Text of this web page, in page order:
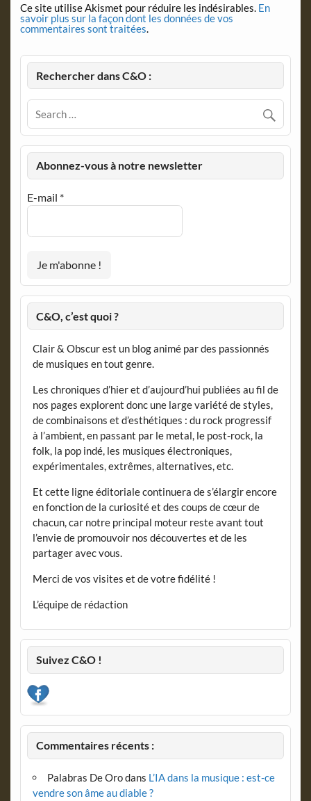
Ce site utilise Akismet pour réduire les indésirables. En
savoir plus sur la façon dont les données de vos
commentaires sont traitées
Rechercher dans C&O :
Abonnez-vous à notre newsletter
E-mail *
C&O, c’est quoi ?
Clair & Obscur est un blog animé par des passionnés
de musiques en tout genre.
Les chroniques d’hier et d’aujourd’hui publiées au fil de
nos pages explorent donc une large variété de styles,
de combinaisons et d’esthétiques : du rock progressif
à l’ambient, en passant par le metal, le post-rock, la
folk, la pop indé, les musiques électroniques,
expérimentales, extrêmes, alternatives, etc.
Et cette ligne éditoriale continuera de s’élargir encore
en fonction de la curiosité et des coups de cœur de
chacun, car notre principal moteur reste avant tout
l’envie de promouvoir nos découvertes et de les
partager avec vous.
Merci de vos visites et de votre fidélité !
L’équipe de rédaction
Suivez C&O !
Commentaires récents :
Palabras De Orodans L’IA dans la musique : est-ce
vendre son âme au diable ?